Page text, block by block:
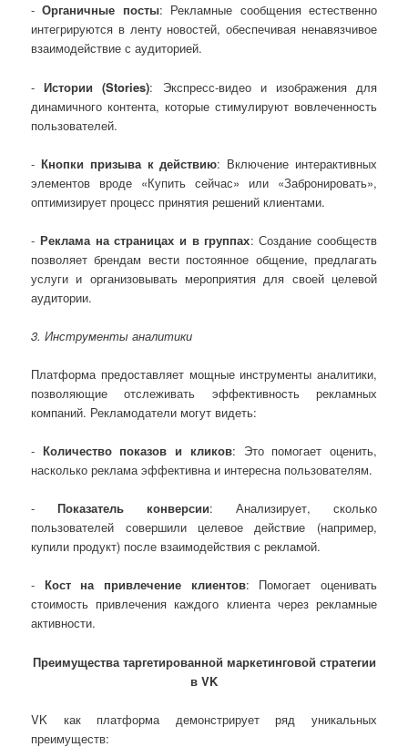
-Органичные посты: Рекламные сообщения естественно
интегрируются в ленту новостей, обеспечивая ненавязчивое
взаимодействие с аудиторией.
-Истории (Stories): Экспресс-видео и изображения для
динамичного контента, которые стимулируют вовлеченность
пользователей.
- Кнопки призыва к действию: Включение интерактивных
элементов вроде «Купить сейчас» или «Забронировать»,
оптимизирует процесс принятия решений клиентами.
- Реклама на страницах и в группах: Создание сообществ
позволяет брендам вести постоянное общение, предлагать
услуги и организовывать мероприятия для своей целевой
аудитории.
3. Инструменты аналитики
Платформа предоставляет мощные инструменты аналитики,
позволяющие отслеживать эффективность рекламных
компаний. Рекламодатели могут видеть:
- Количество показов и кликов: Это помогает оценить,
насколько реклама эффективна и интересна пользователям.
-Показатель конверсии: Анализирует, сколько
пользователей совершили целевое действие (например,
купили продукт) после взаимодействия с рекламой.
- Кост на привлечение клиентов: Помогает оценивать
стоимость привлечения каждого клиента через рекламные
активности.
Преимущества таргетированной маркетинговой стратегии
в VK
VK как платформа демонстрирует ряд уникальных
преимуществ: